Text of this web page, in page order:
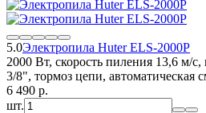
5.0Электропила Huter ELS-2000P
2000 Вт, скорость пиления 13,6 м/
3/8", тормоз цепи, автоматическая
6 490 p.
шт.